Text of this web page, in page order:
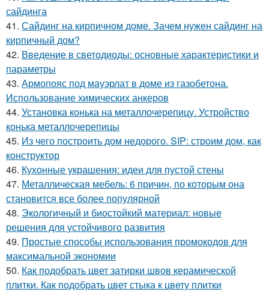
сайдинга
41. Сайдинг на кирпичном доме. Зачем нужен сайдинг на
кирпичный дом?
42. Введение в светодиоды: основные характеристики и
параметры
43. Армопояс под мауэрлат в доме из газобетона.
Использование химических анкеров
44. Установка конька на металлочерепицу. Устройство
конька металлочерепицы
45. Из чего построить дом недорого. SIP: строим дом, как
конструктор
46. Кухонные украшения: идеи для пустой стены
47. Металлическая мебель: 6 причин, по которым она
становится все более популярной
48. Экологичный и биостойкий материал: новые
решения для устойчивого развития
49. Простые способы использования промокодов для
максимальной экономии
50. Как подобрать цвет затирки швов керамической
плитки. Как подобрать цвет стыка к цвету плитки